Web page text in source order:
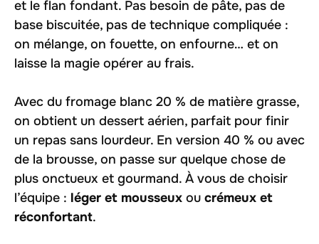
et le flan fondant. Pas besoin de pâte, pas de
base biscuitée, pas de technique compliquée :
on mélange, on fouette, on enfourne… et on
laisse la magie opérer au frais.
Avec du fromage blanc 20 % de matière grasse,
on obtient un dessert aérien, parfait pour finir
un repas sans lourdeur. En version 40 % ou avec
de la brousse, on passe sur quelque chose de
plus onctueux et gourmand. À vous de choisir
l’équipe : léger et mousseux ou crémeux et
réconfortant.